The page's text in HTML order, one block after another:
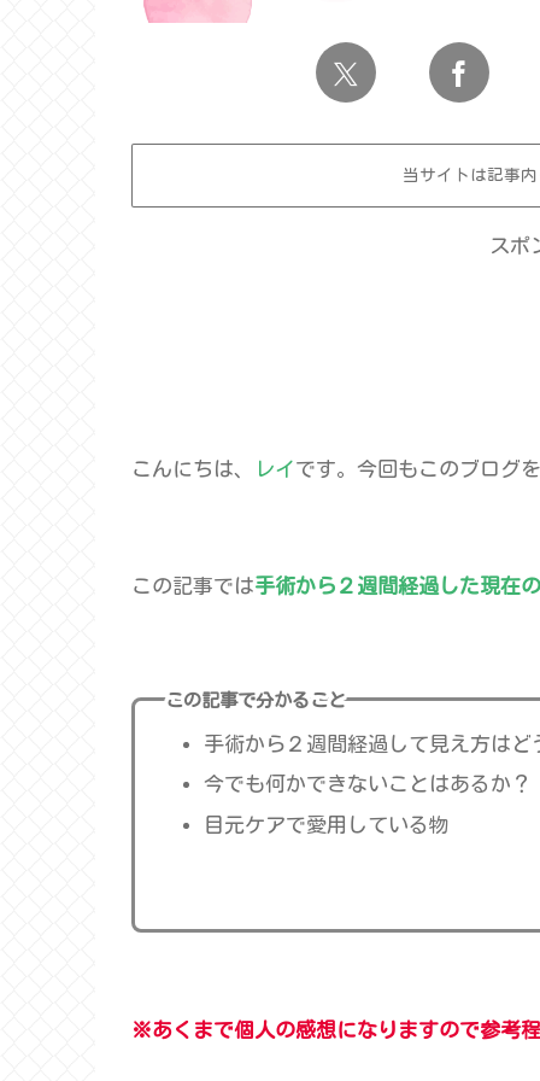
当サイトは記事
スポ
こんにちは、 レイ です。今回もこのブログ
この記事では手術から２週間経過した現在
この記事で分かること
手術から２週間経過して見え方はど
今でも何かできないことはあるか？
目元ケアで愛用している物
※あくまで個人の感想になりますので参考